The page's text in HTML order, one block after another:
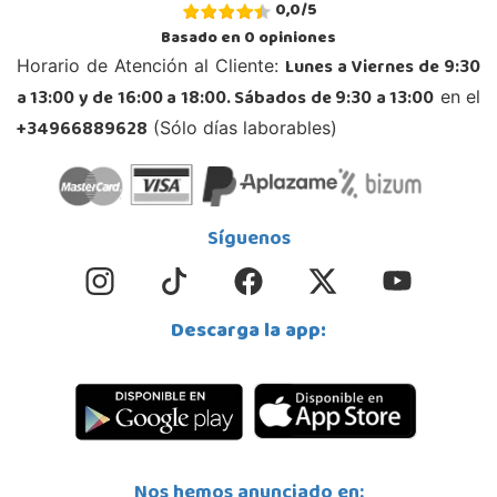
Avda. Roma S/N
23740, Andújar
953 505 004
Localizar Tienda
Juguetilandia Armilla
Carretera Armilla 29, Urb. Porcegram, 2
STOCK DISPONIBLE
Vizcaya
0,0/5
Basado en0opiniones
Horario de Atención al Cliente: Lunes a Viernes de 9:30
a 13:00 y de 16:00 a 18:00. Sábados de 9:30 a 13:00 en el
+34966889628 (Sólo días laborables)
Síguenos
Descarga la app: